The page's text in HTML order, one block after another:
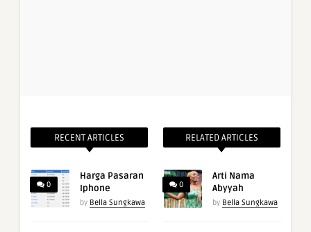
RECENT ARTICLES
0
Harga Pasaran
Iphone
by Bella Sungkawa
RELATED ARTICLES
0
Arti Nama
Abyyah
by Bella Sungkawa